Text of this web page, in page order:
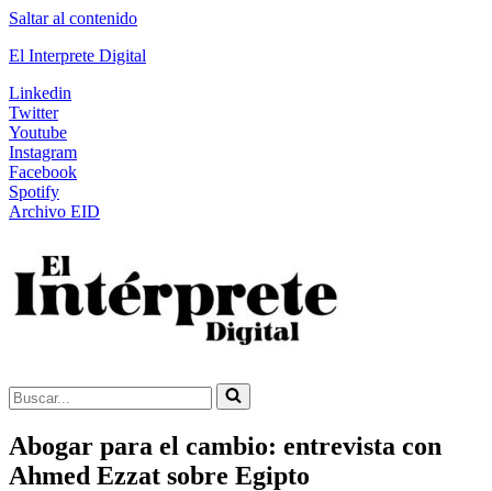
Saltar al contenido
El Interprete Digital
Linkedin
Twitter
Youtube
Instagram
Facebook
Spotify
Archivo EID
Buscar...
Abogar para el cambio: entrevista con
Ahmed Ezzat sobre Egipto